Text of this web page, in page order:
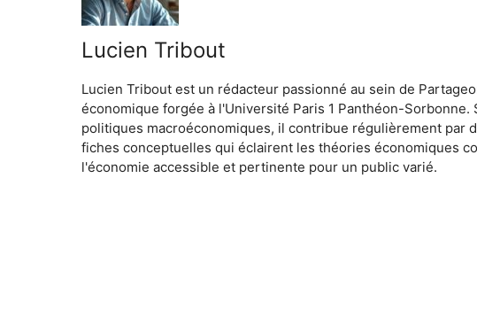
Lucien Tribout
Lucien Tribout est un rédacteur passionné au sein de
économique forgée à l'Université Paris 1 Panthéon-Sorbonne.
politiques macroéconomiques, il contribue régulièrement par
fiches conceptuelles qui éclairent les théories économiques
l'économie accessible et pertinente pour un public varié.